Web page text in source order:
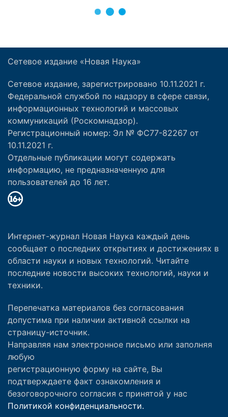
Сетевое издание «Новая Наука»
Сетевое издание, зарегистрировано 10.11.2021 г.
Федеральной службой по надзору в сфере связи,
информационных технологий и массовых
коммуникаций (Роскомнадзор).
Регистрационный номер: Эл № ФС77-82267 от
10.11.2021 г.
Отдельные публикации могут содержать
информацию, не предназначенную для
пользователей до 16 лет.
Интернет-журнал Новая Наука каждый день
сообщает о последних открытиях и достижениях в
области науки и новых технологий. Читайте
последние новости высоких технологий, науки и
техники.
Перепечатка материалов без согласования
допустима при наличии активной ссылки на
страницу-источник.
Направляя нам электронное письмо или заполняя
любую
регистрационную форму на сайте, Вы
подтверждаете факт ознакомления и
безоговорочного согласия с принятой у нас
Политикой конфиденциальности.